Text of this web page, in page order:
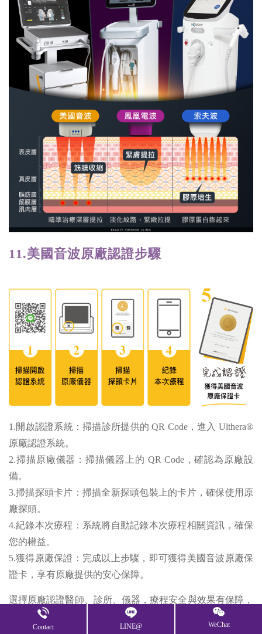
11.美國音波原廠認證步驟
1.開啟認證系統：掃描診所提供的 QR Code，進入 Ulthera®
原廠認證系統。
2.掃描原廠儀器：掃描儀器上的 QR Code，確認為原廠設
備。
3.掃描探頭卡片：掃描全新探頭包裝上的卡片，確保使用原
廠探頭。
4.紀錄本次療程：系統將自動記錄本次療程相關資訊，確保
您的權益。
5.獲得原廠保證：完成以上步驟，即可獲得美國音波原廠保
證卡，享有原廠提供的安心保障。
選擇原廠認證醫師、診所、儀器，療程安全與效果有保障，
美得安心又持久。
Contact LINE@ WeChat